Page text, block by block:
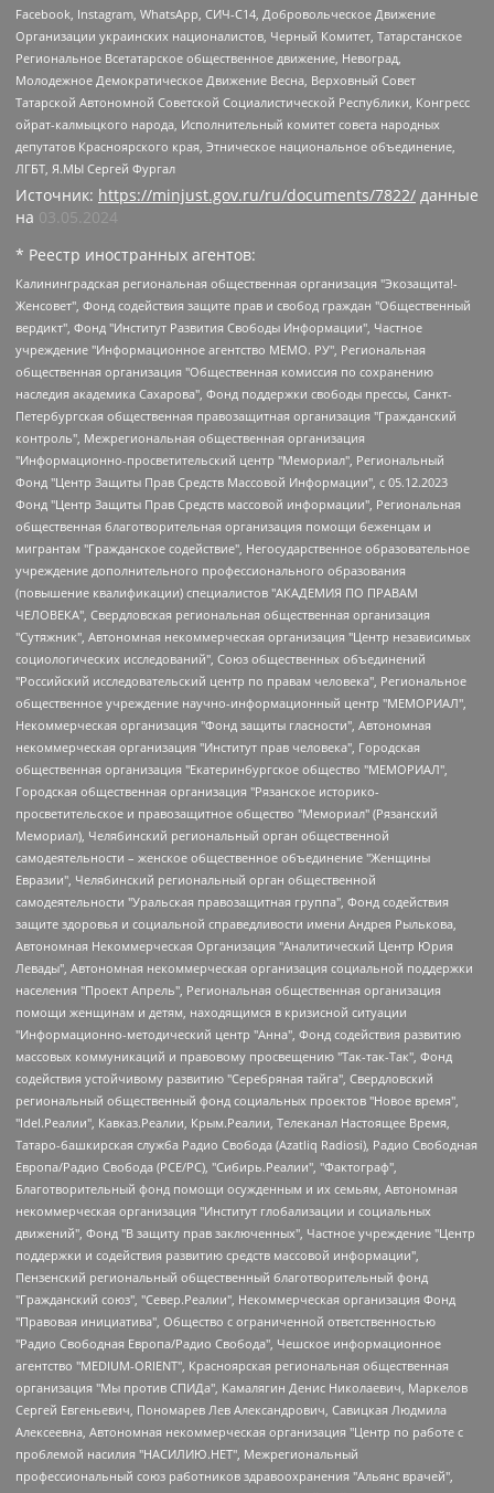
Facebook, Instagram, WhatsApp, СИЧ-С14, Добровольческое Движение
Организации украинских националистов, Черный Комитет, Татарстанское
Региональное Всетатарское общественное движение, Невоград,
Молодежное Демократическое Движение Весна, Верховный Совет
Татарской Автономной Советской Социалистической Республики, Конгресс
ойрат-калмыцкого народа, Исполнительный комитет совета народных
депутатов Красноярского края, Этническое национальное объединение,
ЛГБТ, Я.МЫ Сергей Фургал
Источник: https://minjust.gov.ru/ru/documents/7822/ данные
на 03.05.2024
* Реестр иностранных агентов:
Калининградская региональная общественная организация "Экозащита!-Женсовет", Фонд содействия защите прав и свобод граждан "Общественный вердикт", Фонд "Институт Развития Свободы Информации", Частное учреждение "Информационное агентство МЕМО. РУ", Региональная общественная организация "Общественная комиссия по сохранению наследия академика Сахарова", Фонд поддержки свободы прессы, Санкт-Петербургская общественная правозащитная организация "Гражданский контроль", Межрегиональная общественная организация "Информационно-просветительский центр "Мемориал", Региональный Фонд "Центр Защиты Прав Средств Массовой Информации", с 05.12.2023 Фонд "Центр Защиты Прав Средств массовой информации", Региональная общественная благотворительная организация помощи беженцам и мигрантам "Гражданское содействие", Негосударственное образовательное учреждение дополнительного профессионального образования (повышение квалификации) специалистов "АКАДЕМИЯ ПО ПРАВАМ ЧЕЛОВЕКА", Свердловская региональная общественная организация "Сутяжник", Автономная некоммерческая организация "Центр независимых социологических исследований", Союз общественных объединений "Российский исследовательский центр по правам человека", Региональное общественное учреждение научно-информационный центр "МЕМОРИАЛ", Некоммерческая организация "Фонд защиты гласности", Автономная некоммерческая организация "Институт прав человека", Городская общественная организация "Екатеринбургское общество "МЕМОРИАЛ", Городская общественная организация "Рязанское историко-просветительское и правозащитное общество "Мемориал" (Рязанский Мемориал), Челябинский региональный орган общественной самодеятельности – женское общественное объединение "Женщины Евразии", Челябинский региональный орган общественной самодеятельности "Уральская правозащитная группа", Фонд содействия защите здоровья и социальной справедливости имени Андрея Рылькова, Автономная Некоммерческая Организация "Аналитический Центр Юрия Левады", Автономная некоммерческая организация социальной поддержки населения "Проект Апрель", Региональная общественная организация помощи женщинам и детям, находящимся в кризисной ситуации "Информационно-методический центр "Анна", Фонд содействия развитию массовых коммуникаций и правовому просвещению "Так-так-Так", Фонд содействия устойчивому развитию "Серебряная тайга", Свердловский региональный общественный фонд социальных проектов "Новое время", "Idel.Реалии", Кавказ.Реалии, Крым.Реалии, Телеканал Настоящее Время, Татаро-башкирская служба Радио Свобода (Azatliq Radiosi), Радио Свободная Европа/Радио Свобода (PCE/PC), "Сибирь.Реалии", "Фактограф", Благотворительный фонд помощи осужденным и их семьям, Автономная некоммерческая организация "Институт глобализации и социальных движений", Фонд "В защиту прав заключенных", Частное учреждение "Центр поддержки и содействия развитию средств массовой информации", Пензенский региональный общественный благотворительный фонд "Гражданский союз", "Север.Реалии", Некоммерческая организация Фонд "Правовая инициатива", Общество с ограниченной ответственностью "Радио Свободная Европа/Радио Свобода", Чешское информационное агентство "MEDIUM-ORIENT", Красноярская региональная общественная организация "Мы против СПИДа", Камалягин Денис Николаевич, Маркелов Сергей Евгеньевич, Пономарев Лев Александрович, Савицкая Людмила Алексеевна, Автономная некоммерческая организация "Центр по работе с проблемой насилия "НАСИЛИЮ.НЕТ", Межрегиональный профессиональный союз работников здравоохранения "Альянс врачей", Юридическое лицо, зарегистрированное в Латвийской Республике, SIA "Medusa Project" (регистрационный номер 40103797863, дата регистрации 10.06.2014), Некоммерческая организация "Фонд по борьбе с коррупцией", Автономная некоммерческая организация "Институт права и публичной политики", Баданин Роман Сергеевич, Гликин Максим Александрович, Железнова Мария Михайловна, Лукьянова Юлия Сергеевна, Маетная Елизавета Витальевна, Маняхин Петр Борисович, Чуракова Ольга Владимировна, Ярош Юлия Петровна, Юридическое лицо "The Insider SIA", зарегистрированное в Риге, Латвийская Республика (дата регистрации 26.06.2015), являющееся администратором доменного имени интернет-издания "The Insider SIA", https://theins.ru, Постернак Алексей Евгеньевич, Рубин Михаил Аркадьевич, Анин Роман Александрович, Юридическое лицо Istories fonds, зарегистрированное в Латвийской Республике (регистрационный номер 50008295751, дата регистрации 24.02.2020), Великовский Дмитрий Александрович, Долинина Ирина Николаевна, Мароховская Алеся Алексеевна, Шлейнов Роман Юрьевич, Шмагун Олеся Валентиновна, Общество с ограниченной ответственностью "Альтаир 2021", Общество с ограниченной ответственностью "Вега 2021", Общество с ограниченной ответственностью "Главный редактор 2021", Общество с ограниченной ответственностью "Ромашки монолит", Важенков Артем Валерьевич, Ивановская областная общественная организация "Центр гендерных исследований", Гурман Юрий Альбертович, Медиапроект "ОВД-Инфо", Егоров Владимир Владимирович, Жилинский Владимир Александрович, Общество с ограниченной ответственностью "ЗП", Иванова София Юрьевна, Карезина Инна Павловна, Кильтау Екатерина Викторовна, Петров Алексей Викторович, Пискунов Сергей Евгеньевич, Смирнов Сергей Сергеевич, Тихонов Михаил Сергеевич, Общество с ограниченной ответственностью "ЖУРНАЛИСТ-ИНОСТРАННЫЙ АГЕНТ", Арапова Галина Юрьевна, Вольтская Татьяна Анатольевна, Американская компания "Mason G.E.S. Anonymous Foundation" (США), являющаяся владельцем интернет-издания https://mnews.world/, Компания "Stichting Bellingcat", зарегистрированная в Нидерландах (дата регистрации 11.07.2018), Захаров Андрей Вячеславович, Клепиковская Екатерина Дмитриевна, Общество с ограниченной ответственностью "МЕМО", Перл Роман Александрович, Симонов Евгений Алексеевич, Соловьева Елена Анатольевна, Сотников Даниил Владимирович, Сурначева Елизавета Дмитриевна, Автономная некоммерческая организация по защите прав человека и информированию населения "Якутия – Наше Мнение", Общество с ограниченной ответственностью "Москоу диджитал медиа", с 26.01.2023 Общество с ограниченной ответственностью "Чайка Белые сады", Ветошкина Валерия Валерьевна, Заговора Максим Александрович, Межрегиональное общественное движение "Российская ЛГБТ - сеть", Оленичев Максим Владимирович, Павлов Иван Юрьевич, Скворцова Елена Сергеевна, Общество с ограниченной ответственностью "Как бы инагент", Кочетков Игорь Викторович, Общество с ограниченной ответственностью "Честные выборы", Еланчик Олег Александрович, Общество с ограниченной ответственностью "Нобелевский призыв", Гималова Регина Эмилевна, Григорьев Андрей Валерьевич, Григорьева Алина Александровна, Ассоциация по содействию защите прав призывников, альтернативнослужащих и военнослужащих "Правозащитная группа "Гражданин.Армия.Право", Хисамова Регина Фаритовна, Автономная некоммерческая организация по реализации социально-правовых программ "Лилит", Дальневосточное общественное движение "Маяк", Санкт-Петербургская ЛГБТ-инициативная группа "Выход", Инициативная группа ЛГБТ+ "Реверс", Алексеев Андрей Викторович, Бекбулатова Таисия Львовна, Беляев Иван Михайлович, Владыкина Елена Сергеевна, Гельман Марат Александрович, Никульшина Вероника Юрьевна, Толоконникова Надежда Андреевна, Шендерович Виктор Анатольевич, Общество с ограниченной ответственностью "Данное сообщение", Общество с ограниченной ответственностью Издательский дом "Новая глава", Айнбиндер Александра Александровна, Московский комьюнити-центр для ЛГБТ+инициатив, Благотворительный фонд развития филантропии, Deutsche Welle (Германия, Kurt-Schumacher-Strasse 3, 53113 Bonn), Борзунова Мария Михайловна, Воробьев Виктор Викторович, Голубева Анна Львовна, Константинова Алла Михайловна, Малкова Ирина Владимировна, Мурадов Мурад Абдулгалимович, Осетинская Елизавета Николаевна, Понасенков Евгений Николаевич, Ганапольский Матвей Юрьевич, Киселев Евгений Алексеевич, Борухович Ирина Григорьевна, Дремин Иван Тимофеевич, Дубровский Дмитрий Викторович, Красноярская региональная общественная организация поддержки и развития альтернативных образовательных технологий и межкультурных коммуникаций "ИНТЕРРА", Маяковская Екатерина Алексеевна, Фейгин Марк Захарович, Филимонов Андрей Викторович, Дзугкоева Регина Николаевна, Доброхотов Роман Александрович, Дудь Юрий Александрович, Елкин Сергей Владимирович, Кругликов Кирилл Игоревич, Сабунаева Мария Леонидовна, Семенов Алексей Владимирович, Шаинян Карен Багратович, Шульман Екатерина Михайловна, Асафьев Артур Валерьевич, Вахштайн Виктор Семенович, Венедиктов Алексей Алексеевич, Лушникова Екатерина Евгеньевна, Волков Леонид Михайлович, Невзоров Александр Глебович, Пархоменко Сергей Борисович, Сироткин Ярослав Николаевич, Кара-Мурза Владимир Владимирович, Баранова Наталья Владимировна, Гозман Леонид Яковлевич, Кагарлицкий Борис Юльевич, Климарев Михаил Валерьевич, Милов Владимир Станиславович, Автономная некоммерческая организация Краснодарский центр современного искусства "Типография", Моргенштерн Алишер Тагирович, Соболь Любовь Эдуардовна, Общество с ограниченной ответственностью "ЛИЗА НОРМ", Каспаров Гарри Кимович, Ходорковский Михаил Борисович, Общество с ограниченной ответственностью "Апрельские тезисы", Данилович Ирина Брониславовна, Кашин Олег Владимирович, Петров Николай Владимирович, Пивоваров Алексей Владимирович, Соколов Михаил Владимирович, Цветкова Юлия Владимировна, Чичваркин Евгений Александрович, Комитет против пыток/Команда против пыток, Общество с ограниченной ответственностью "Первый научный", Общество с ограниченной ответственностью "Вертолет и ко", Белоцерковская Вероника Борисовна, Кац Максим Евгеньевич, Лазарева Татьяна Юрьевна, Шаведдинов Руслан Табризович, Яшин Илья Валерьевич, Общество с ограниченной ответственностью "Иноагент ААВ", Алешковский Дмитрий Петрович, Альбац Евгения Марковна, Быков Дмитрий Львович, Галямина Юлия Евгеньевна, Лойко Сергей Леонидович, Мартынов Кирилл Константинович, Медведев Сергей Александрович, Крашенинников Федор Геннадиевич, Гордеева Катерина Вл